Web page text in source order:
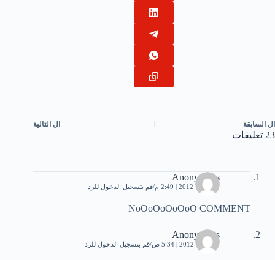
ال السابقة ال التالية
23 تعليقات
Anonymous
10 يونيو، 2012 | 2:49 م قم بتسجيل الدخول للرد
NoOoOoOoOoO COMMENT
Anonymous
9 أكتوبر، 2012 | 5:34 ص قم بتسجيل الدخول للرد